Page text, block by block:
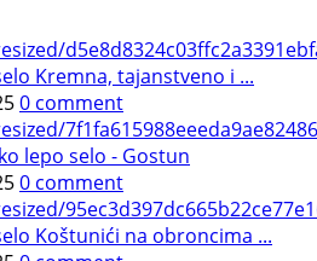
Kremna, tajanstveno i ...
0 comment
lepo selo - Gostun
0 comment
Koštunići na obroncima ...